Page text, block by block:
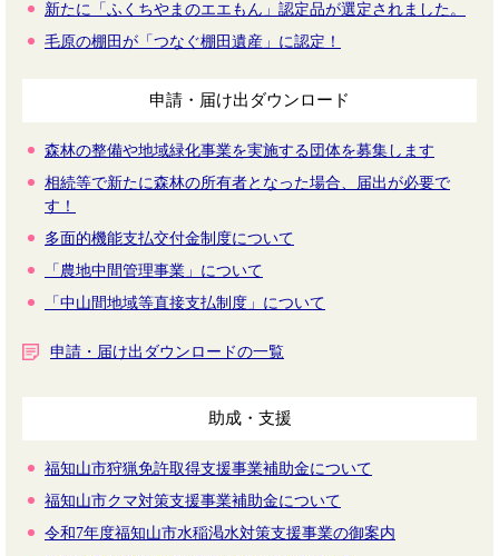
新たに「ふくちやまのエエもん」認定品が選定されました。
毛原の棚田が「つなぐ棚田遺産」に認定！
申請・届け出ダウンロード
森林の整備や地域緑化事業を実施する団体を募集します
相続等で新たに森林の所有者となった場合、届出が必要で
す！
多面的機能支払交付金制度について
「農地中間管理事業」について
「中山間地域等直接支払制度」について
申請・届け出ダウンロードの一覧
助成・支援
福知山市狩猟免許取得支援事業補助金について
福知山市クマ対策支援事業補助金について
令和7年度福知山市水稲渇水対策支援事業の御案内